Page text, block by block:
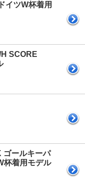
イツW杯着用
SCORE
ゴールキーパ
杯着用モデル